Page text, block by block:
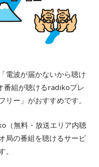
電波が届かないから聴け
番組が聴けるradikoプレ
リー」がおすすめです。
（無料・放送エリア内聴
局の番組を聴けるサービ